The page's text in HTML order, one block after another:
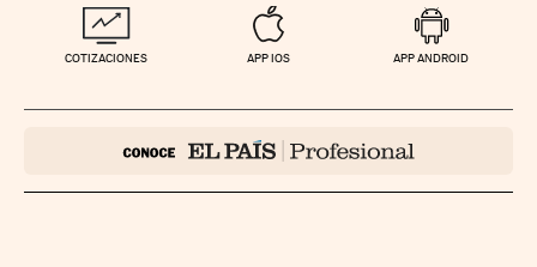
COTIZACIONES APP IOS APP ANDROID